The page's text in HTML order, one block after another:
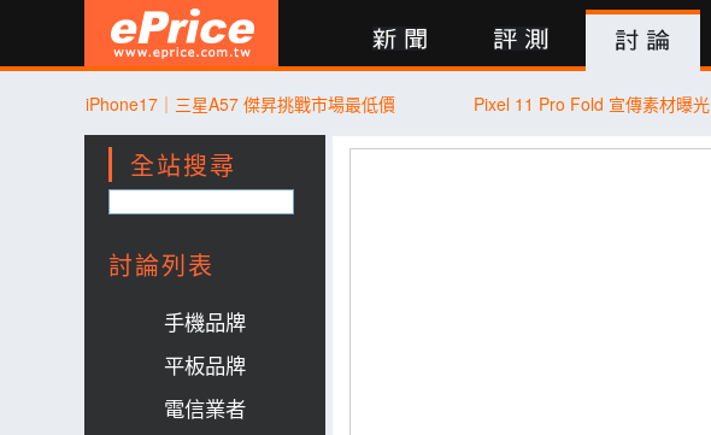
評測 討論 產品 買賣 登入 行動版
iPhone17｜三星A57 傑昇挑戰市場最低價 Pixel 11 Pro Fold 宣傳素材曝光
全站搜尋
討論列表
手機品牌
平板品牌
電信業者